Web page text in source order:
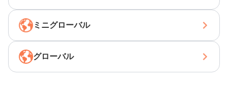
ミニグローバル
グローバル